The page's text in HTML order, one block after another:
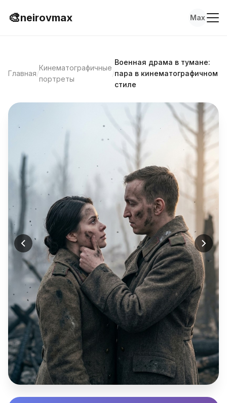
🎨neirovmax Max
Главная/
Кинематографичные
портреты
/
Военная драма в тумане:
пара в кинематографичном
стиле